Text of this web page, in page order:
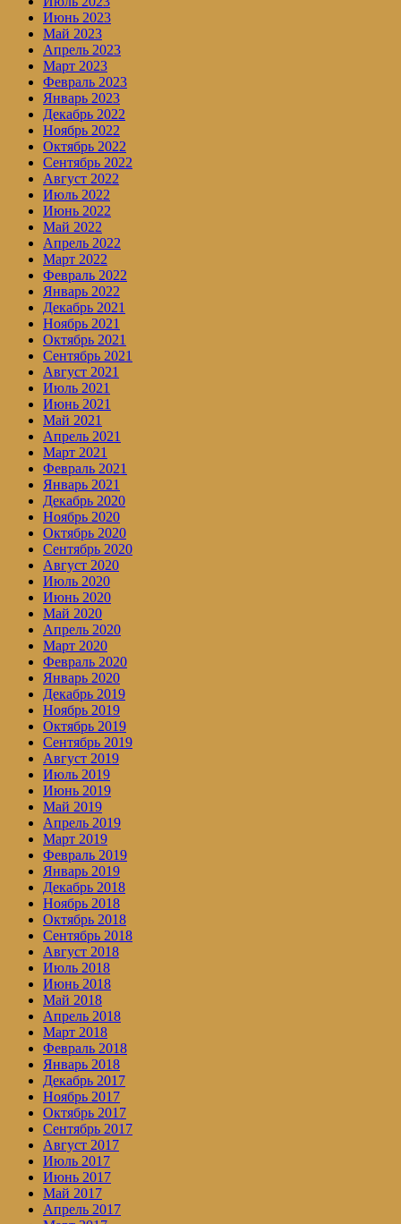
Июнь 2023
Май 2023
Апрель 2023
Март 2023
Февраль 2023
Январь 2023
Декабрь 2022
Ноябрь 2022
Октябрь 2022
Сентябрь 2022
Август 2022
Июль 2022
Июнь 2022
Май 2022
Апрель 2022
Март 2022
Февраль 2022
Январь 2022
Декабрь 2021
Ноябрь 2021
Октябрь 2021
Сентябрь 2021
Август 2021
Июль 2021
Июнь 2021
Май 2021
Апрель 2021
Март 2021
Февраль 2021
Январь 2021
Декабрь 2020
Ноябрь 2020
Октябрь 2020
Сентябрь 2020
Август 2020
Июль 2020
Июнь 2020
Май 2020
Апрель 2020
Март 2020
Февраль 2020
Январь 2020
Декабрь 2019
Ноябрь 2019
Октябрь 2019
Сентябрь 2019
Август 2019
Июль 2019
Июнь 2019
Май 2019
Апрель 2019
Март 2019
Февраль 2019
Январь 2019
Декабрь 2018
Ноябрь 2018
Октябрь 2018
Сентябрь 2018
Август 2018
Июль 2018
Июнь 2018
Май 2018
Апрель 2018
Март 2018
Февраль 2018
Январь 2018
Декабрь 2017
Ноябрь 2017
Октябрь 2017
Сентябрь 2017
Август 2017
Июль 2017
Июнь 2017
Май 2017
Апрель 2017